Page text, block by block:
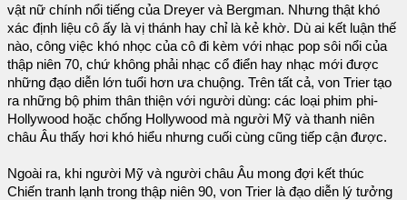
vật nữ chính nổi tiếng của Dreyer và Bergman. Nhưng thật khó
xác định liệu cô ấy là vị thánh hay chỉ là kẻ khờ. Dù ai kết luận thế
nào, công việc khó nhọc của cô đi kèm với nhạc pop sôi nổi của
thập niên 70, chứ không phải nhạc cổ điển hay nhạc mới được
những đạo diễn lớn tuổi hơn ưa chuộng. Trên tất cả, von Trier tạo
ra những bộ phim thân thiện với người dùng: các loại phim phi-
Hollywood hoặc chống Hollywood mà người Mỹ và thanh niên
châu Âu thấy hơi khó hiểu nhưng cuối cùng cũng tiếp cận được.
Ngoài ra, khi người Mỹ và người châu Âu mong đợi kết thúc
Chiến tranh lạnh trong thập niên 90, von Trier là đạo diễn lý tưởng